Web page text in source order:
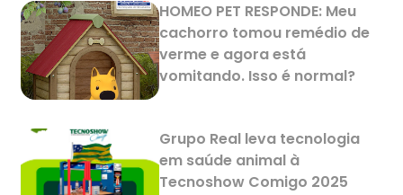
HOMEO PET RESPONDE: Meu
cachorro tomou remédio de
verme e agora está
vomitando. Isso é normal?
Grupo Real leva tecnologia
em saúde animal à
Tecnoshow Comigo 2025